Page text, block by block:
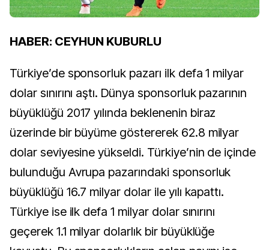
HABER: CEYHUN KUBURLU
Türkiye’de sponsorluk pazarı ilk defa 1 milyar
dolar sınırını aştı. Dünya sponsorluk pazarının
büyüklüğü 2017 yılında beklenenin biraz
üzerinde bir büyüme göstererek 62.8 milyar
dolar seviyesine yükseldi. Türkiye’nin de içinde
bulunduğu Avrupa pazarındaki sponsorluk
büyüklüğü 16.7 milyar dolar ile yılı kapattı.
Türkiye ise ilk defa 1 milyar dolar sınırını
geçerek 1.1 milyar dolarlık bir büyüklüğe